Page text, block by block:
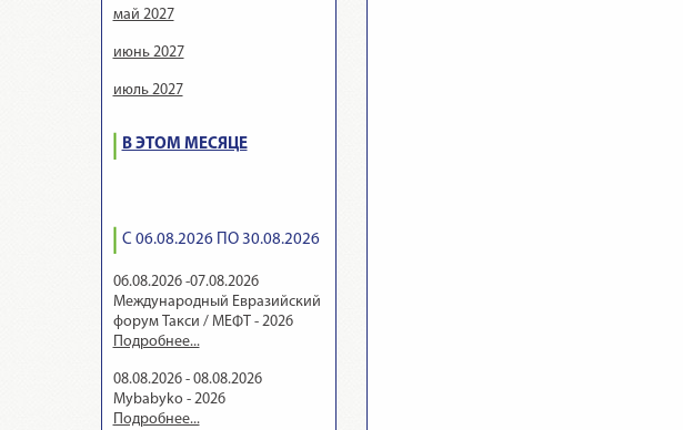
май 2027
июнь 2027
июль 2027
В ЭТОМ МЕСЯЦЕ
С 06.08.2026 ПО 30.08.2026
06.08.2026 -07.08.2026
Международный Евразийский
форум Такси / МЕФТ - 2026
Подробнее...
08.08.2026 - 08.08.2026
Mybabyko - 2026
Подробнее...